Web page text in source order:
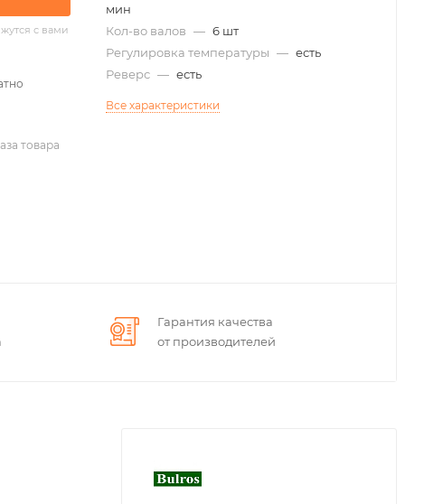
с вами
мин
Кол-во валов — 6 шт
Регулировка температуры — есть
Реверс — есть
Все характеристики
товара
Гарантия качества
от производителей